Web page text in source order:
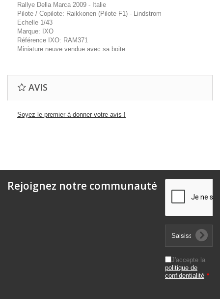
Rallye Della Marca 2009 - Italie
Pilote / Copilote: Raikkonen (Pilote F1) - Lindstrom
Echelle 1/43
Marque: IXO
Référence IXO: RAM371
Miniature neuve vendue avec sa boite
AVIS
Soyez le premier à donner votre avis !
Rejoignez notre communauté
J'accepte la
politique de
confidentialité *